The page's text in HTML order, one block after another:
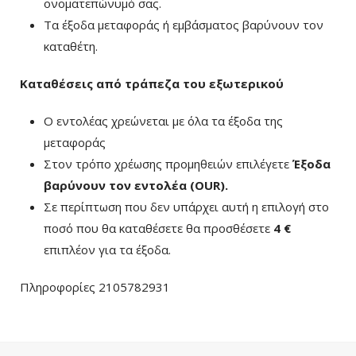
ονοματεπώνυμό σας.
Τα έξοδα μεταφοράς ή εμβάσματος βαρύνουν τον
καταθέτη.
Καταθέσεις από τράπεζα του εξωτερικού
Ο εντολέας χρεώνεται με όλα τα έξοδα της
μεταφοράς
Στον τρόπο χρέωσης προμηθειών επιλέγετε Έξοδα
βαρύνουν τον εντολέα (ΟUR).
Σε περίπτωση που δεν υπάρχει αυτή η επιλογή στο
ποσό που θα καταθέσετε θα προσθέσετε 4 €
επιπλέον για τα έξοδα.
Πληροφορίες 2105782931